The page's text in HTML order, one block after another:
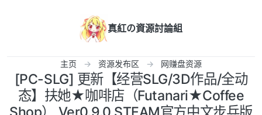
真紅の資源討論組
主页 资源发布区 网赚盘资源
[PC-SLG] 更新【经营SLG/3D作品/全动
态】扶她★咖啡店（Futanari★Coffee